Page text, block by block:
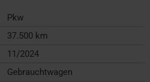
Pkw
37.500 km
11/2024
Gebrauchtwagen